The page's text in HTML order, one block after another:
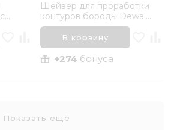
Шейвер для проработки
контуров бороды Dewal
Barber Style Mini
В корзину
+274 бонуса
Показать ещё